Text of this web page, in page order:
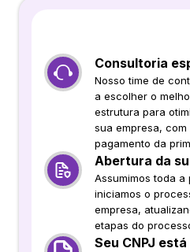
Consultoria
Nosso time de
a escolher o
estrutura para
sua empresa,
pagamento da
Abertura da
Assumimos toda
iniciamos o
empresa,
etapas do
Seu CNPJ